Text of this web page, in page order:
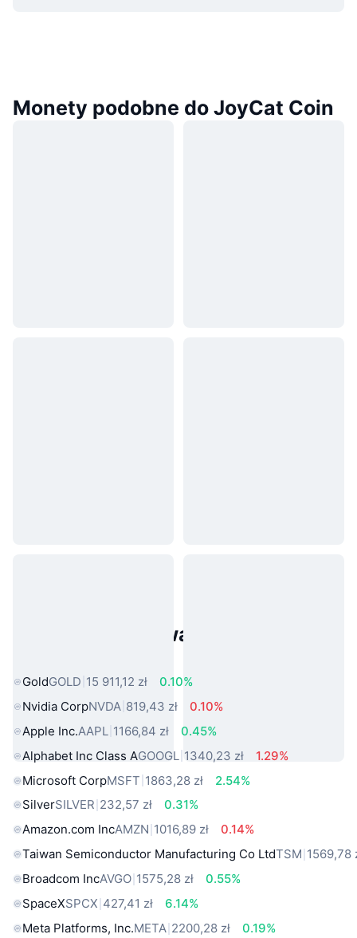
Monety podobne do JoyCat Coin
Popularne aktywa ze świata
GoldGOLD 15 911,12 zł
0.10%
Nvidia CorpNVDA 819,43 zł
0.10%
Apple Inc.AAPL 1166,84 zł
0.45%
Alphabet Inc Class AGOOGL 1340,23 zł
1.29%
Microsoft CorpMSFT 1863,28 zł
2.54%
SilverSILVER 232,57 zł
0.31%
Amazon.com IncAMZN 1016,89 zł
0.14%
Taiwan Semiconductor Manufacturing Co LtdTSM 1569,78
Broadcom IncAVGO 1575,28 zł
0.55%
SpaceXSPCX 427,41 zł
6.14%
Meta Platforms, Inc.META 2200,28 zł
0.19%